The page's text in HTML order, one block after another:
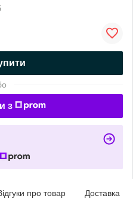
з
про товар Доставка